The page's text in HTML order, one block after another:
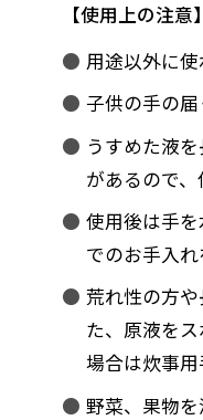
使用上の注意
用途以外に使
子供の手の届
うすめた液
があるので、
使用後は手
でのお手入れ
荒れ性の方
た、原液を
場合は炊事用
野菜、果物